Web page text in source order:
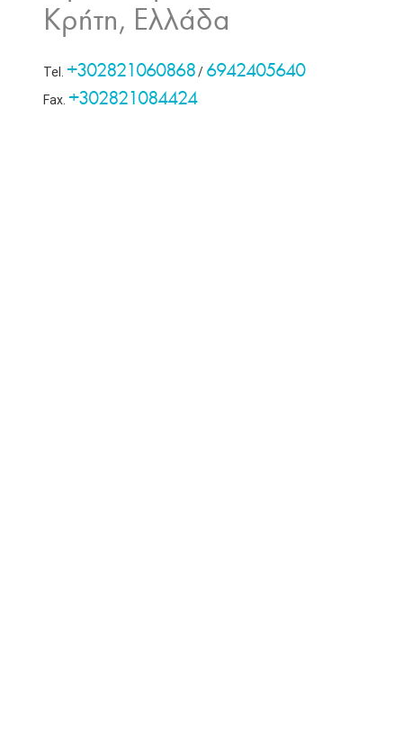
Κρήτη, Ελλάδα
Tel. +302821060868/ 6942405640
Fax. +302821084424